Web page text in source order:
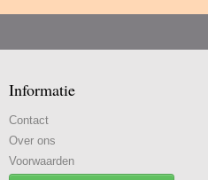
Informatie
Contact
Over ons
Voorwaarden